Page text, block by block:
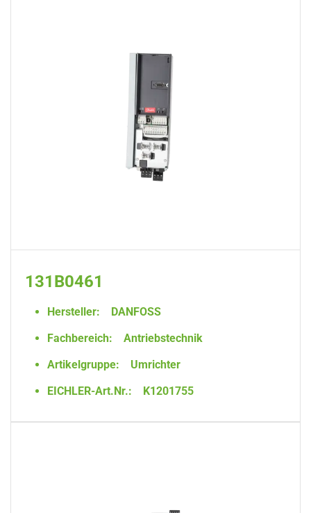
131B0461
Hersteller:
DANFOSS
Fachbereich:
Antriebstechnik
Artikelgruppe:
Umrichter
EICHLER-Art.Nr.:
K1201755